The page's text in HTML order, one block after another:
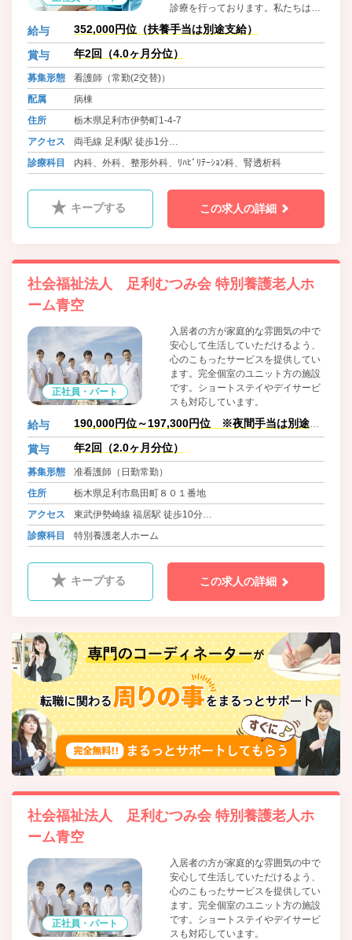
診療を行っております。私たちは、
専門性の高い説明と納得の医療、患
者様を中心としたチーム医療、患者
様の人格を尊重した心温まる医療を
れる病院」をつくるためスタッフ一
給与 352,000円位（扶養手当は別途支給）
賞与 年2回（4.0ヶ月分位）
募集形態
看護師（常勤(2交替)）
配属
病棟
住所
栃木県足利市伊勢町1-4-7
アクセス
両毛線 足利駅 徒歩1分
東武伊勢崎線 足利市駅 徒歩16分
診療科目 内科、外科、整形外科、ﾘﾊﾋﾞﾘﾃｰｼｮﾝ科、腎透析科
キープする この求人の詳細
社会福祉法人 足利むつみ会 特別養護老人ホ
ーム青空
正社員・パート
入居者の方が家庭的な雰囲気の中で
安心して生活していただけるよう、
心のこもったサービスを提供してい
ます。完全個室のユニット方の施設
です。ショートステイやデイサービ
スも対応しています。
給与
190,000円位～197,300円位 ※夜間手当は別途支
給有り
賞与 年2回（2.0ヶ月分位）
募集形態
准看護師（日勤常勤）
住所
栃木県足利市島田町８０１番地
アクセス
東武伊勢崎線 福居駅 徒歩10分
東武伊勢崎線 東武和泉駅 徒歩20分
診療科目 特別養護老人ホーム
キープする この求人の詳細
社会福祉法人 足利むつみ会 特別養護老人ホ
ーム青空
正社員・パート
入居者の方が家庭的な雰囲気の中で
安心して生活していただけるよう、
心のこもったサービスを提供してい
ます。完全個室のユニット方の施設
です。ショートステイやデイサービ
スも対応しています。